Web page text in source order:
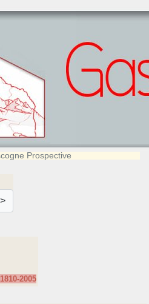
Prospective
2005